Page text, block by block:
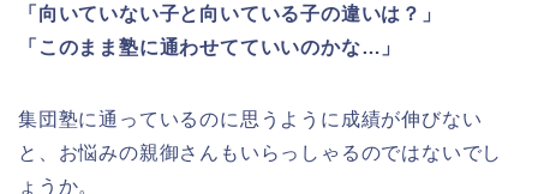
「向いていない子と向いている子の違いは？」
「このまま塾に通わせてていいのかな…」
集団塾に通っているのに思うように成績が伸びない
と、お悩みの親御さんもいらっしゃるのではないでし
ょうか。